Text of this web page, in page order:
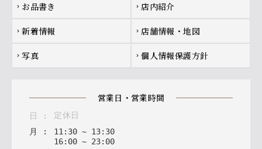
chevron_right お品書き chevron_right 店内紹介
chevron_right 新着情報 chevron_right 店舗情報・地図
chevron_right 写真 chevron_right 個人情報保護方針
営業日・営業時間
日 :
定休日
月
: 11 : 30 ~ 13: 30
16: 00 ~ 23: 00